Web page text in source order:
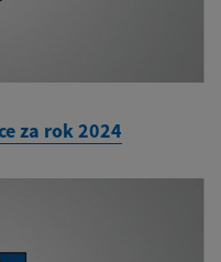
za rok 2024